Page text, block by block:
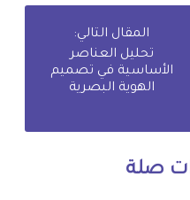
المقال التالي:
تحليل العناصر
الأساسية في تصميم
الهوية البصرية
صلة